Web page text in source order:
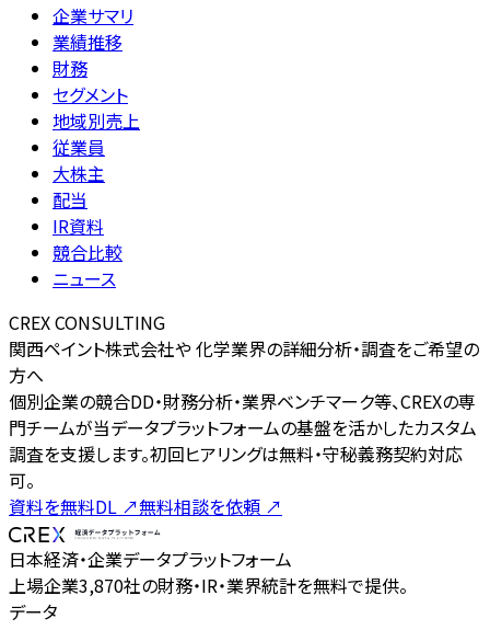
企業サマリ
業績推移
財務
セグメント
地域別売上
従業員
大株主
配当
IR資料
競合比較
ニュース
CREX CONSULTING
関西ペイント株式会社や 化学業界の詳細分析・調査をご希望の
方へ
個別企業の競合DD・財務分析・業界ベンチマーク等、CREXの専
門チームが当データプラットフォームの基盤を活かしたカスタム
調査を支援します。初回ヒアリングは無料・守秘義務契約対応
可。
資料を無料DL ↗無料相談を依頼 ↗
日本経済・企業データプラットフォーム
上場企業3,870社の財務・IR・業界統計を無料で提供。
データ